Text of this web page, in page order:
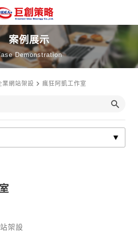
案例展示
Demonstration
業網站架設 瘋狂阿凱工作室
架設